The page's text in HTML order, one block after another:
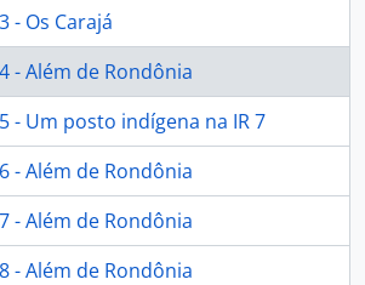
- Os Carajá
- Além de Rondônia
- Um posto indígena na IR 7
- Além de Rondônia
- Além de Rondônia
- Além de Rondônia